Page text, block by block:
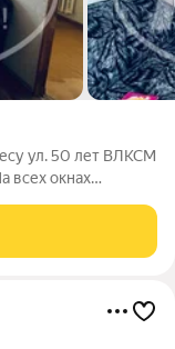
ул. 50 лет ВЛКСМ
всех окнах
остановка.